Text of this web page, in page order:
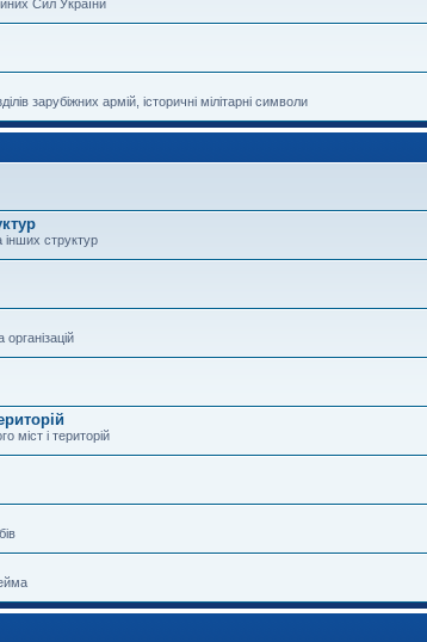
Сил України
зарубіжних армій, історичні мілітарні символи
інших структур
міст і територій